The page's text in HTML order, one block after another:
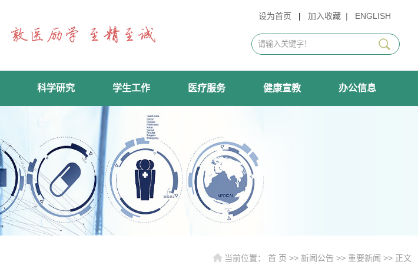
设为首页 | 加入收藏 | ENGLISH
科学研究 学生工作 医疗服务 健康宣教 办公信息
当前位置： 首 页 >> 新闻公告 >> 重要新闻 >> 正文